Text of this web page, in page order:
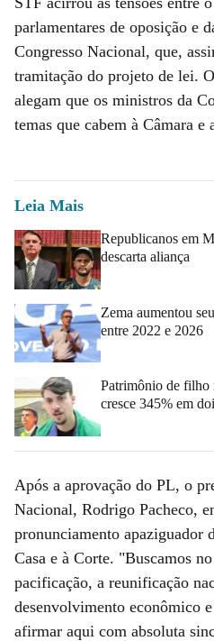
parlamentares de oposição e
Congresso Nacional, que,
tramitação do projeto de lei.
alegam que os ministros da
temas que cabem à Câmara e
Leia Mais
Republicanos em
descarta aliança
Zema aumentou
entre 2022 e 2026
Patrimônio de filho
cresce 345% em
Após a aprovação do PL, o
Nacional, Rodrigo Pacheco,
pronunciamento apaziguador
Casa e à Corte. "Buscamos
pacificação, a reunificação
desenvolvimento econômico
afirmar aqui com absoluta